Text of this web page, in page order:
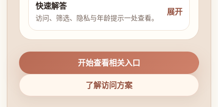
快速解答
访问、筛选、隐私与年龄提示一处查看。
展开
开始查看相关入口
了解访问方案